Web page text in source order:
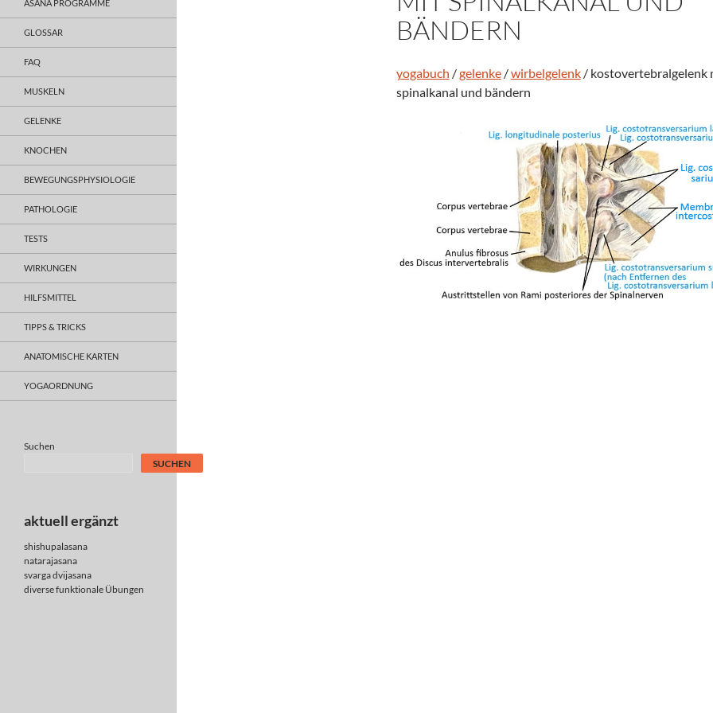
BÄNDERN
yogabuch /gelenke/wirbelgelenk/ kostovertebralgelenk
spinalkanal und bändern
ASANA PROGRAMME
GLOSSAR
FAQ
MUSKELN
GELENKE
KNOCHEN
BEWEGUNGSPHYSIOLOGIE
PATHOLOGIE
TESTS
WIRKUNGEN
HILFSMITTEL
TIPPS & TRICKS
ANATOMISCHE KARTEN
YOGAORDNUNG
Suchen
SUCHEN
aktuell ergänzt
shishupalasana
natarajasana
svarga dvijasana
diversefunktionale Übungen